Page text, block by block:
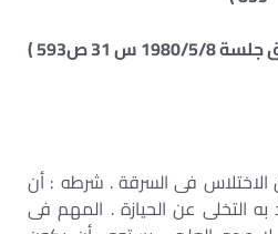
الاختلاس فى السرقة . شرطه : أن
التخلى عن الحيازة . المهم فى